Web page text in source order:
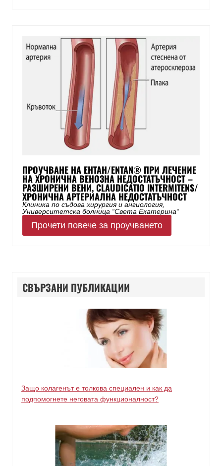
ПРОУЧВАНЕ НА ЕНТАН/ENTAN® ПРИ ЛЕЧЕНИЕ
НА ХРОНИЧНА ВЕНОЗНА НЕДОСТАТЪЧНОСТ –
РАЗШИРЕНИ ВЕНИ, CLAUDICATIO INTERMITENS/
ХРОНИЧНА АРТЕРИАЛНА НЕДОСТАТЪЧНОСТ
Клиника по съдова хирургия и ангиология,
Университетска болница “Света Екатерина“
Прочети повече за проучването
СВЪРЗАНИ ПУБЛИКАЦИИ
Защо колагенът е толкова специален и как да
подпомогнете неговата функционалност?